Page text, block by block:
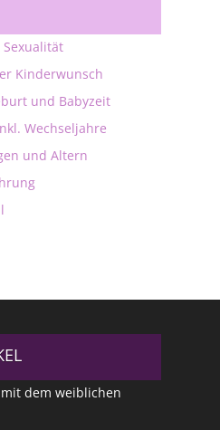
Kinderwunsch
und Babyzeit
Wechseljahre
und Altern
dem weiblichen